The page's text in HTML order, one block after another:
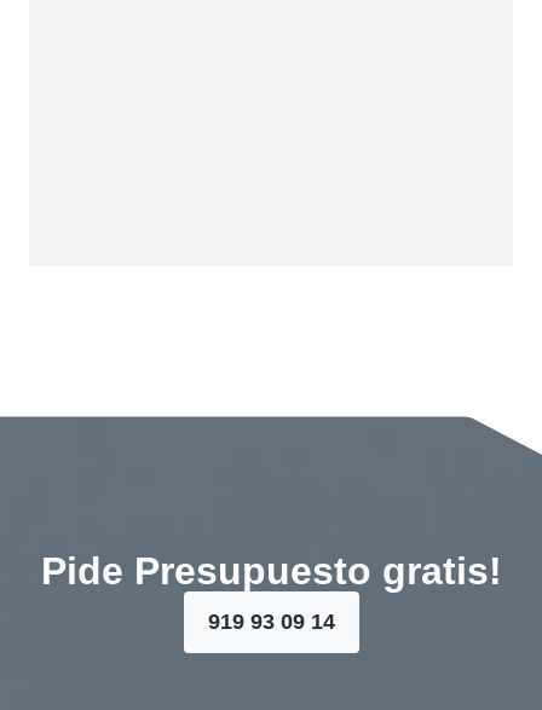
Pide Presupuesto gratis!
919 93 09 14